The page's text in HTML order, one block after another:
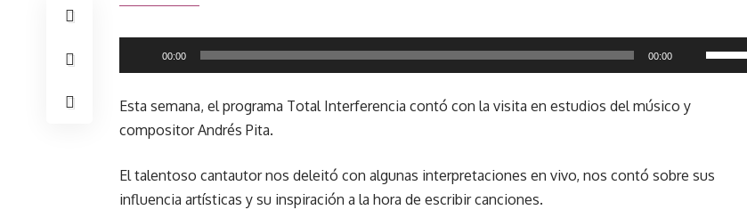
Reproductor
de
audio
00:00 00:00
Utiliza
las
Esta semana, el programa Total Interferencia contó con la visita en estudios del músico y
compositor Andrés Pita.
El talentoso cantautor nos deleitó con algunas interpretaciones en vivo, nos contó sobre sus
influencia artísticas y su inspiración a la hora de escribir canciones.